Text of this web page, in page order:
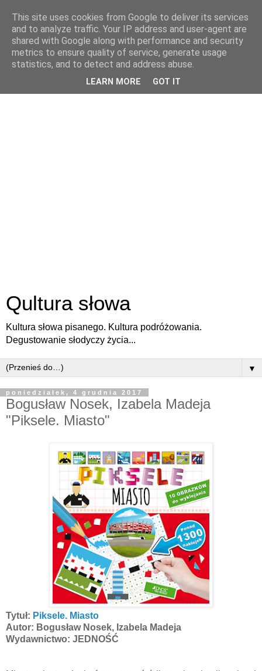
Qultura słowa
Kultura słowa pisanego. Kultura podróżowania.
Degustowanie słodyczy życia...
▼
poniedziałek, 4 grudnia 2017
Bogusław Nosek, Izabela Madeja
"Piksele. Miasto"
Tytuł: Piksele. Miasto
Autor: Bogusław Nosek, Izabela Madeja
Wydawnictwo: JEDNOŚĆ
This site uses cookies from Google to deliver its services
and to analyze traffic. Your IP address and user-agent are
shared with Google along with performance and security
metrics to ensure quality of service, generate usage
statistics, and to detect and address abuse.
LEARN MORE GOT IT